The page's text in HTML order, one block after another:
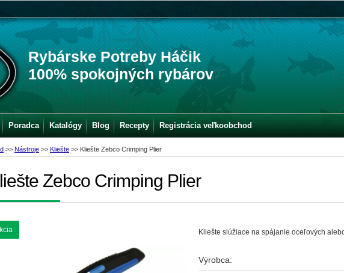
Rybárske Potreby Háčik
100% spokojných rybárov
>> Nástroje >> Kliešte >> Kliešte Zebco Crimping Plier
Zebco Crimping Plier
Kliešte slúžiace na spájanie oceľových
Výrobca:
Poradca Katalógy Blog Recepty Registrácia veľkoobchod